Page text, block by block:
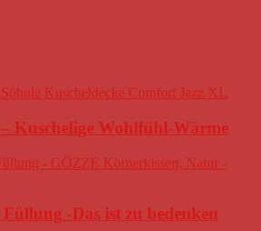
Kuschelige Wohlfühl-Wärme
-Das ist zu bedenken